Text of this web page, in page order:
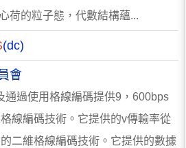
荷的粒子態，代數結構蘊...
(dc)
會
通過使用格線編碼提供9，600bps
線編碼技術。它提供的v傳輸率從
二維格線編碼技術。它提供的數據